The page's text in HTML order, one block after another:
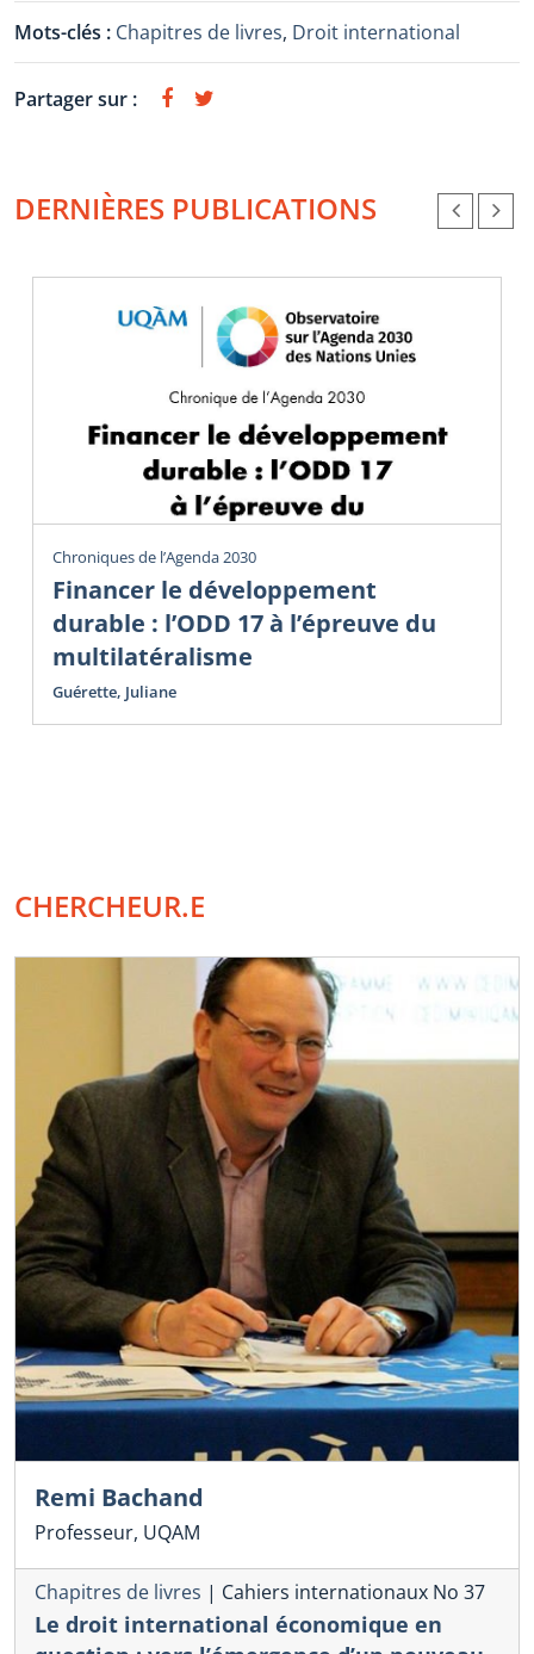
Mots-clés : Chapitres de livres, Droit international
Partager sur :
DERNIÈRES PUBLICATIONS
Chroniques de l’Agenda 2030
Financer le développement
durable : l’ODD 17 à l’épreuve du
multilatéralisme
Guérette, Juliane
CHERCHEUR.E
Remi Bachand
Professeur, UQAM
Chapitres de livres | Cahiers internationaux No 37
Le droit international économique en